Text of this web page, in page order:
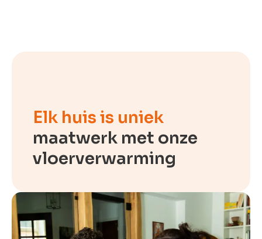
Elk huis is uniek
maatwerk met onze
vloerverwarming